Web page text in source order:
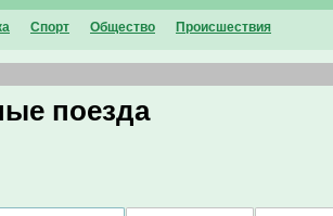
Спорт Общество Проиcшествия
поезда